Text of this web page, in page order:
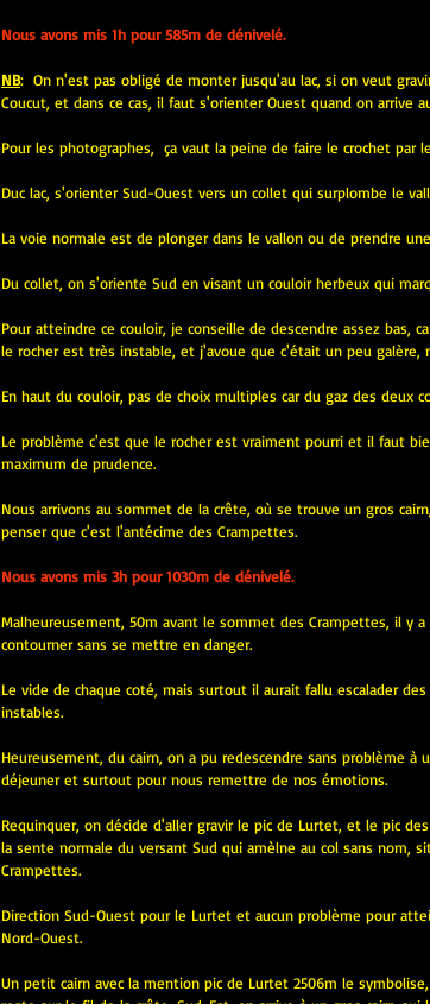
Nous avons mis 1h pour 585m de dénivelé.
NB:  On n'est pas obligé de monter jusqu'au lac, si on veut
Coucut, et dans ce cas, il faut s'orienter Ouest quand on arrive
Pour les photographes,  ça vaut la peine de faire le crochet par
Duc lac, s'orienter Sud-Ouest vers un collet qui surplombe le
La voie normale est de plonger dans le vallon ou de prendre
Du collet, on s'oriente Sud en visant un couloir herbeux qui
Pour atteindre ce couloir, je conseille de descendre assez bas,
le rocher est très instable, et j'avoue que c'était un peu galère,
En haut du couloir, pas de choix multiples car du gaz des deux
Le problème c'est que le rocher est vraiment pourri et il faut
maximum de prudence.
Nous arrivons au sommet de la crête, où se trouve un gros
penser que c'est l'antécime des Crampettes.
Nous avons mis 3h pour 1030m de dénivelé.
Malheureusement, 50m avant le sommet des Crampettes, il y
contourner sans se mettre en danger.
Le vide de chaque coté, mais surtout il aurait fallu escalader
instables.
Heureusement, du cairn, on a pu redescendre sans problème
déjeuner et surtout pour nous remettre de nos émotions.
Requinquer, on décide d'aller gravir le pic de Lurtet, et le pic
la sente normale du versant Sud qui amèlne au col sans nom,
Crampettes.
Direction Sud-Ouest pour le Lurtet et aucun problème pour
Nord-Ouest.
Un petit cairn avec la mention pic de Lurtet 2506m le